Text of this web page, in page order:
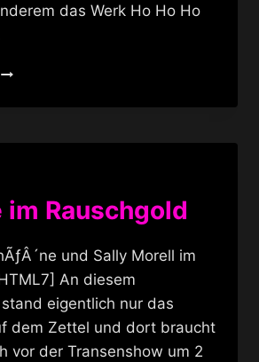
das Werk Ho Ho Ho
im Rauschgold
und Sally Morell im
An diesem
eigentlich nur das
dem Zettel und dort braucht
vor der Transenshow um 2